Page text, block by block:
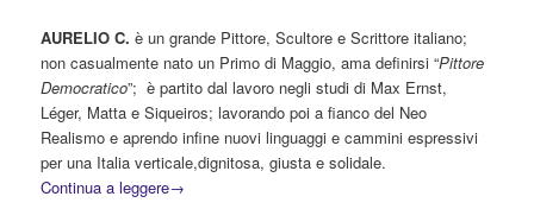
AURELIO C. è un grande Pittore, Scultore e Scrittore italiano;
non casualmente nato un Primo di Maggio, ama definirsi “Pittore
Democratico”; è partito dal lavoro negli studi di Max Ernst,
Léger, Matta e Siqueiros; lavorando poi a fianco del Neo
Realismo e aprendo infine nuovi linguaggi e cammini espressivi
per una Italia verticale,dignitosa, giusta e solidale.
Continua a leggere→